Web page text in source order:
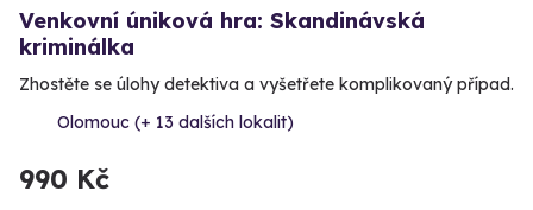
Venkovní úniková hra: Skandinávská
kriminálka
Zhostěte se úlohy detektiva a vyšetřete komplikovaný případ.
Olomouc (+ 13 dalších lokalit)
990 Kč